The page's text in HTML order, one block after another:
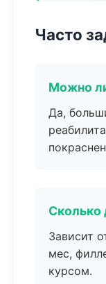
Часто
Можно
Да,
Сколько
Зависит
мес,
курсом.